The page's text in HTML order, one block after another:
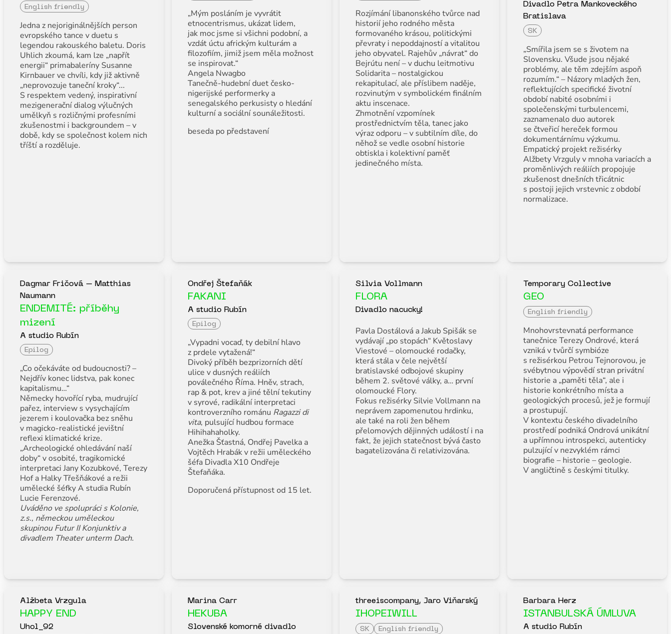
English friendly
Jedna z nejoriginálnějších person
evropského tance v duetu s
legendou rakouského baletu. Doris
Uhlich zkoumá, kam lze „napřít
energii“ primabaleríny Susanne
Kirnbauer ve chvíli, kdy již aktivně
„neprovozuje taneční kroky“...
S respektem vedený, inspirativní
mezigenerační dialog výlučných
umělkyň s rozličnými profesními
zkušenostmi i backgroundem – v
době, kdy se společnost kolem nich
tříští a rozděluje.
„Mým posláním je vyvrátit
etnocentrismus, ukázat lidem,
jak moc jsme si všichni podobní, a
vzdát úctu africkým kulturám a
filozofiím, jimiž jsem měla možnost
se inspirovat.“
Angela Nwagbo
Tanečně-hudební duet česko-
nigerijské performerky a
senegalského perkusisty o hledání
kulturní a sociální sounáležitosti.
beseda po představení
Rozjímání libanonského tvůrce nad
historií jeho rodného města
formovaného krásou, politickými
převraty i nepoddajností a vitalitou
jeho obyvatel. Rajehův „návrat“ do
Bejrútu není – v duchu leitmotivu
Solidarita – nostalgickou
rekapitulací, ale příslibem naděje,
rozvinutým v symbolickém finálním
aktu inscenace.
Zhmotnění vzpomínek
prostřednictvím těla, tanec jako
výraz odporu – v subtilním díle, do
něhož se vedle osobní historie
obtiskla i kolektivní paměť
jedinečného místa.
Divadlo Petra Mankoveckého
Bratislava
SK
„Smířila jsem se s životem na
Slovensku. Všude jsou nějaké
problémy, ale těm zdejším aspoň
rozumím.“ – Názory mladých žen,
reflektujících specifické životní
období nabité osobními i
společenskými turbulencemi,
zaznamenalo duo autorek
se čtveřicí hereček formou
dokumentárnímu výzkumu.
Empatický projekt režisérky
Alžbety Vrzguly v mnoha variacích a
proměnlivých reáliích propojuje
zkušenost dnešních třicátnic
s postoji jejich vrstevnic z období
normalizace.
Dagmar Fričová – Matthias
Naumann
ENDEMITÉ: příběhy
mizení
A studio Rubín
Epilog
„Co očekáváte od budoucnosti? –
Nejdřív konec lidstva, pak konec
kapitalismu…“
Německy hovořící ryba, mudrující
pařez, interview s vysychajícím
jezerem i koulovačka bez sněhu
v magicko-realistické jevištní
reflexi klimatické krize.
„Archeologické ohledávání naší
doby“ v osobité, tragikomické
interpretaci Jany Kozubkové, Terezy
Hof a Halky Třešňákové a režii
umělecké šéfky A studia Rubín
Lucie Ferenzové.
Uváděno ve spolupráci s Kolonie,
z.s., německou uměleckou
skupinou Futur II Konjunktiv a
divadlem Theater unterm Dach.
Ondřej Štefaňák
FAKANI
A studio Rubín
Epilog
„Vypadni vocaď, ty debilní hlavo
z prdele vytažená!“
Divoký příběh bezprizorních dětí
ulice v dusných reáliích
poválečného Říma. Hněv, strach,
rap & pot, krev a jiné tělní tekutiny
v syrové, radikální interpretaci
kontroverzního románu Ragazzi di
vita, pulsující hudbou formace
Hihihahaholky.
Anežka Šťastná, Ondřej Pavelka a
Vojtěch Hrabák v režii uměleckého
šéfa Divadla X10 Ondřeje
Štefaňáka.
Doporučená přístupnost od 15 let.
Silvia Vollmann
FLORA
Divadlo nacucky!
Pavla Dostálová a Jakub Spišák se
vydávají „po stopách“ Květoslavy
Viestové – olomoucké rodačky,
která stála v čele největší
bratislavské odbojové skupiny
během 2. světové války, a… první
olomoucké Flory.
Fokus režisérky Silvie Vollmann na
neprávem zapomenutou hrdinku,
ale také na roli žen během
přelomových dějinných událostí i na
fakt, že jejich statečnost bývá často
bagatelizována či relativizována.
Temporary Collective
GEO
English friendly
Mnohovrstevnatá performance
tanečnice Terezy Ondrové, která
vzniká v tvůrčí symbióze
s režisérkou Petrou Tejnorovou, je
svébytnou výpovědí stran privátní
historie a „paměti těla“, ale i
historie konkrétního místa a
geologických procesů, jež je formují
a prostupují.
V kontextu českého divadelního
prostředí podniká Ondrová unikátní
a upřímnou introspekci, autenticky
pulzující v nezvyklém rámci
biografie – historie – geologie.
V angličtině s českými titulky.
Alžbeta Vrzgula
HAPPY END
Uhol_92
Marina Carr
HEKUBA
Slovenské komorné divadlo
threeiscompany, Jaro Viňarský
IHOPEIWILL
SK English friendly
Barbara Herz
ISTANBULSKÁ ÚMLUVA
A studio Rubín